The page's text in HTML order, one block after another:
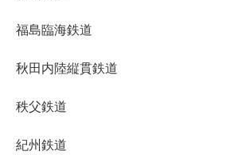
福島臨海鉄道
秋田内陸縦貫鉄道
秩父鉄道
紀州鉄道